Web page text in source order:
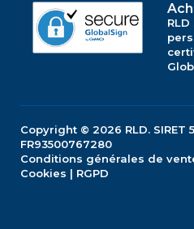
Copyright © 2026 RLD. SIRET
FR93500767280
Conditions générales de
Cookies | RGPD